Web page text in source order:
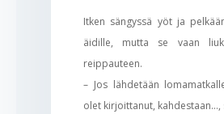
Itken sängyssä yöt ja
äidille, mutta se vaan
reippauteen.
– Jos lähdetään
olet kirjoittanut, kahdestaan…,